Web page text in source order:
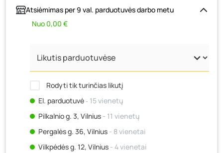
Atsiėmimas per 9 val. parduotuvės darbo metu
Nuo 0,00 €
Rodyti tik turinčias likutį
El. parduotuvė‐ 15 vienetų
Pilkalnio g. 3, Vilnius - 11 vienetų
Pergalės g. 36, Vilnius - 8 vienetai
Vilkpėdės g. 12, Vilnius - 4 vienetai